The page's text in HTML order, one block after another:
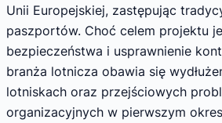
Unii Europejskiej, zastępując
paszportów. Choć celem projektu
bezpieczeństwa i usprawnienie
branża lotnicza obawia się
lotniskach oraz przejściowych
organizacyjnych w pierwszym